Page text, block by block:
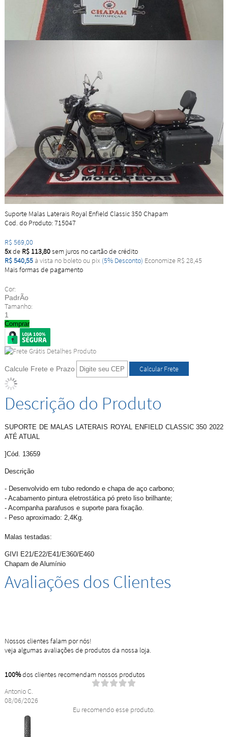
Suporte Malas Laterais Royal Enfield Classic 350 Chapam
Cod. do Produto: 715047
R$ 569,00
5xde R$ 113,80sem juros no cartão de crédito
R$ 540,55 à vista no boleto ou pix (5% Desconto) Economize R$ 28,45
Mais formas de pagamento
Cor:
PadrÃo
Tamanho:
1
Comprar
Calcule Frete e Prazo
Descrição do Produto
SUPORTE DE MALAS LATERAIS ROYAL ENFIELD CLASSIC 350 2022
ATÉ ATUAL
]Cód. 13659
Descrição
- Desenvolvido em tubo redondo e chapa de aço carbono;
- Acabamento pintura eletrostática pó preto liso brilhante;
- Acompanha parafusos e suporte para fixação.
- Peso aproximado: 2,4Kg.
Malas testadas:
GIVI E21/E22/E41/E360/E460
Chapam de Alumínio
Avaliações dos Clientes
Nossos clientes falam por nós!
veja algumas avaliações de produtos da nossa loja.
100%dos clientes recomendam nossos produtos
Antonio C.
08/06/2026
Eu recomendo esse produto.